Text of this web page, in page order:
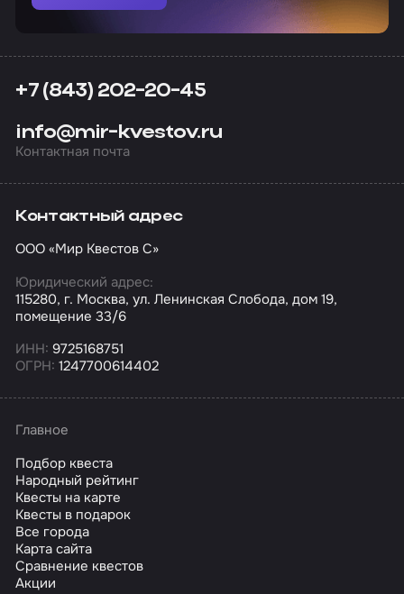
+7 (843) 202-20-45
info@mir-kvestov.ru
Контактная почта
Контактный адрес
ООО «Мир Квестов С»
Юридический адрес:
115280, г. Москва, ул. Ленинская Слобода, дом 19,
помещение 33/6
ИНН: 9725168751
ОГРН: 1247700614402
Главное
Подбор квеста
Народный рейтинг
Квесты на карте
Квесты в подарок
Все города
Карта сайта
Сравнение квестов
Акции